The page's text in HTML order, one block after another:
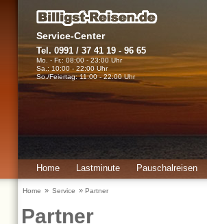
Service-Center
Tel. 0991 / 37 41 19 - 96 65
Mo. - Fr.: 08:00 - 23:00 Uhr
Sa.: 10:00 - 22:00 Uhr
So./Feiertag: 11:00 - 22:00 Uhr
Home Lastminute Pauschalreisen
Urlaubsinfos
Home » Service » Partner
Partner